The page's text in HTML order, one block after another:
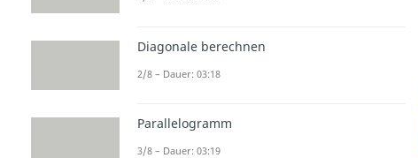
Diagonale berechnen
2/8 – Dauer: 03:18
Parallelogramm
3/8 – Dauer: 03:19